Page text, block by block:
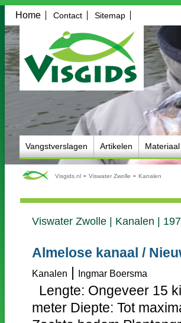
Home Contact Sitemap
Vangstverslagen Artikelen Materiaal
Visgids.nl - Viswater Zwolle - Kanalen
Viswater Zwolle | Kanalen |
Almelose kanaal /
Kanalen | Ingmar Boersma
Lengte: Ongeveer 15
meter Diepte: Tot